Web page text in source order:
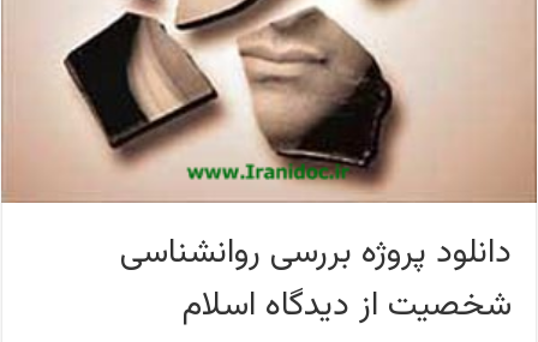
دانلود پروژه بررسی روانشناسی
شخصیت از دیدگاه اسلام